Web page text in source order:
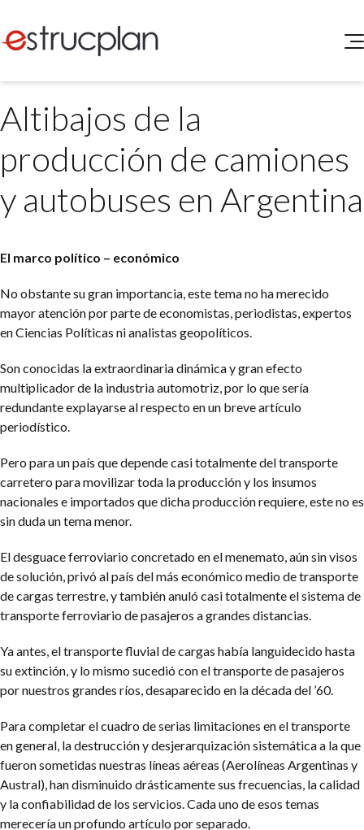
SERVICIOS
Higiene y Seguridad
Medio Ambiente
Legislación
INGRESAR
Portal de Clientes
Altibajos de la
producción de camiones
y autobuses en Argentina
El marco político – económico
No obstante su gran importancia, este tema no ha merecido
mayor atención por parte de economistas, periodistas, expertos
en Ciencias Políticas ni analistas geopolíticos.
Son conocidas la extraordinaria dinámica y gran efecto
multiplicador de la industria automotriz, por lo que sería
redundante explayarse al respecto en un breve artículo
periodístico.
Pero para un país que depende casi totalmente del transporte
carretero para movilizar toda la producción y los insumos
nacionales e importados que dicha producción requiere, este no es
sin duda un tema menor.
El desguace ferroviario concretado en el menemato, aún sin visos
de solución, privó al país del más económico medio de transporte
de cargas terrestre, y también anuló casi totalmente el sistema de
transporte ferroviario de pasajeros a grandes distancias.
Ya antes, el transporte fluvial de cargas había languidecido hasta
su extinción, y lo mismo sucedió con el transporte de pasajeros
por nuestros grandes ríos, desaparecido en la década del ’60.
Para completar el cuadro de serias limitaciones en el transporte
en general, la destrucción y desjerarquización sistemática a la que
fueron sometidas nuestras líneas aéreas (Aerolíneas Argentinas y
Austral), han disminuido drásticamente sus frecuencias, la calidad
y la confiabilidad de los servicios. Cada uno de esos temas
merecería un profundo artículo por separado.